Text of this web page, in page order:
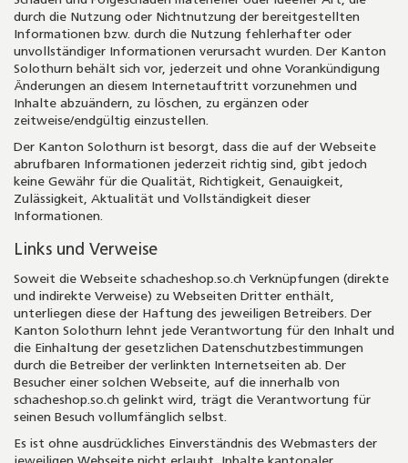
durch die Nutzung oder Nichtnutzung der bereitgestellten
Informationen bzw. durch die Nutzung fehlerhafter oder
unvollständiger Informationen verursacht wurden. Der Kanton
Solothurn behält sich vor, jederzeit und ohne Vorankündigung
Änderungen an diesem Internetauftritt vorzunehmen und
Inhalte abzuändern, zu löschen, zu ergänzen oder
zeitweise/endgültig einzustellen.
Der Kanton Solothurn ist besorgt, dass die auf der Webseite
abrufbaren Informationen jederzeit richtig sind, gibt jedoch
keine Gewähr für die Qualität, Richtigkeit, Genauigkeit,
Zulässigkeit, Aktualität und Vollständigkeit dieser
Informationen.
Links und Verweise
Soweit die Webseite schacheshop.so.ch Verknüpfungen (direkte
und indirekte Verweise) zu Webseiten Dritter enthält,
unterliegen diese der Haftung des jeweiligen Betreibers. Der
Kanton Solothurn lehnt jede Verantwortung für den Inhalt und
die Einhaltung der gesetzlichen Datenschutzbestimmungen
durch die Betreiber der verlinkten Internetseiten ab. Der
Besucher einer solchen Webseite, auf die innerhalb von
schacheshop.so.ch gelinkt wird, trägt die Verantwortung für
seinen Besuch vollumfänglich selbst.
Es ist ohne ausdrückliches Einverständnis des Webmasters der